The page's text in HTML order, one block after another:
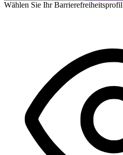
Wählen Sie Ihr Barrierefreiheitsprofil